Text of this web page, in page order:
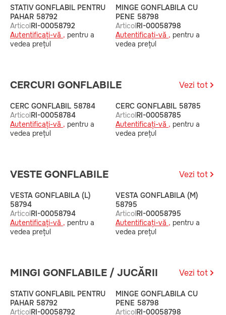
STATIV GONFLABIL PENTRU
PAHAR 58792
ArticolRI-00058792
Autentificați-vă , pentru a
vedea prețul
MINGE GONFLABILA CU
PENE 58798
ArticolRI-00058798
Autentificați-vă , pentru a
vedea prețul
CERCURI GONFLABILE Vezi tot
CERC GONFLABIL 58784
ArticolRI-00058784
Autentificați-vă , pentru a
vedea prețul
CERC GONFLABIL 58785
ArticolRI-00058785
Autentificați-vă , pentru a
vedea prețul
VESTE GONFLABILE Vezi tot
VESTA GONFLABILA (L)
58794
ArticolRI-00058794
Autentificați-vă , pentru a
vedea prețul
VESTA GONFLABILA (M)
58795
ArticolRI-00058795
Autentificați-vă , pentru a
vedea prețul
MINGI GONFLABILE / JUCĂRII Vezi tot
STATIV GONFLABIL PENTRU
PAHAR 58792
ArticolRI-00058792
MINGE GONFLABILA CU
PENE 58798
ArticolRI-00058798